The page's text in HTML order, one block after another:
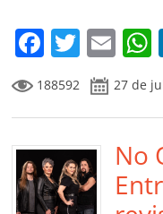
F
a
c
e
b
o
T
w
itt
er
E
m
ai
l
188592 27 de
No